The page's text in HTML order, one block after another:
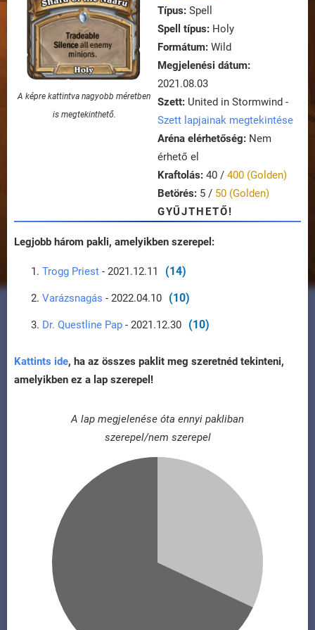
A képre kattintva nagyobb méretben
is megtekinthető.
Típus: Spell
Spell típus: Holy
Formátum: Wild
Megjelenési dátum:
2021.08.03
Szett: United in Stormwind -
Szett lapjainak megtekintése
Aréna elérhetőség: Nem
érhető el
Kraftolás: 40 / 400 (Golden)
Betörés: 5 / 50 (Golden)
GYŰJTHETŐ!
Legjobb három pakli, amelyikben szerepel:
Trogg Priest - 2021.12.11 (14)
Varázsnagás - 2022.04.10 (10)
Dr. Questline Pap - 2021.12.30 (10)
Kattints ide, ha az összes paklit meg szeretnéd tekinteni,
amelyikben ez a lap szerepel!
A lap megjelenése óta ennyi pakliban
szerepel/nem szerepel